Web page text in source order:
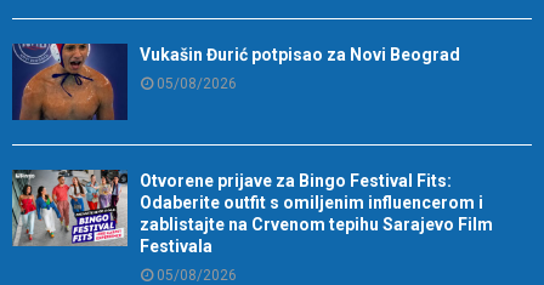
Vukašin Đurić potpisao za Novi Beograd
05/08/2026
Otvorene prijave za Bingo Festival Fits:
Odaberite outfit s omiljenim influencerom i
zablistajte na Crvenom tepihu Sarajevo Film
Festivala
05/08/2026